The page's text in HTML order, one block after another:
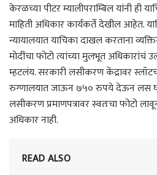
केरळच्या पीटर म्यालीपराम्बिल यांनी ही
माहिती अधिकार कार्यकर्ते देखील आहेत.
न्यायालयात याचिका दाखल करताना
मोदींचा फोटो त्यांच्या मुलभूत
म्हटलंय. सरकारी लसीकरण केंद्रावर
रुग्णालयात जाऊन ७५० रुपये देऊन लस
लसीकरण प्रमाणपत्रावर स्वतःचा फोटो
अधिकार नाही.
READ ALSO